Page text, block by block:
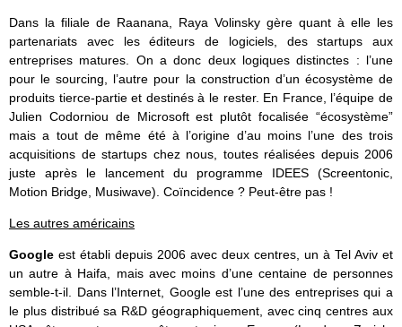
Dans la filiale de Raanana, Raya Volinsky gère quant à elle les
partenariats avec les éditeurs de logiciels, des startups aux
entreprises matures. On a donc deux logiques distinctes : l’une
pour le sourcing, l’autre pour la construction d’un écosystème de
produits tierce-partie et destinés à le rester. En France, l’équipe de
Julien Codorniou de Microsoft est plutôt focalisée “écosystème”
mais a tout de même été à l’origine d’au moins l’une des trois
acquisitions de startups chez nous, toutes réalisées depuis 2006
juste après le lancement du programme IDEES (Screentonic,
Motion Bridge, Musiwave). Coïncidence ? Peut-être pas !
Les autres américains
Google est établi depuis 2006 avec deux centres, un à Tel Aviv et
un autre à Haifa, mais avec moins d’une centaine de personnes
semble-t-il. Dans l’Internet, Google est l’une des entreprises qui a
le plus distribué sa R&D géographiquement, avec cinq centres aux